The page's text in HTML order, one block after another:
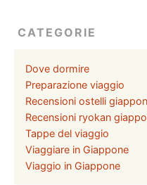
CATEGORIE
Dove dormire
Preparazione viaggio
Recensioni ostelli
Recensioni ryokan
Tappe del viaggio
Viaggiare in Giappone
Viaggio in Giappone